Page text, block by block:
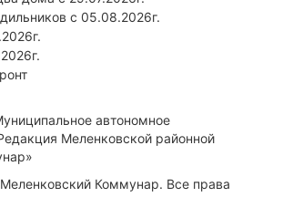
автономное
Меленковской районной
Коммунар. Все права